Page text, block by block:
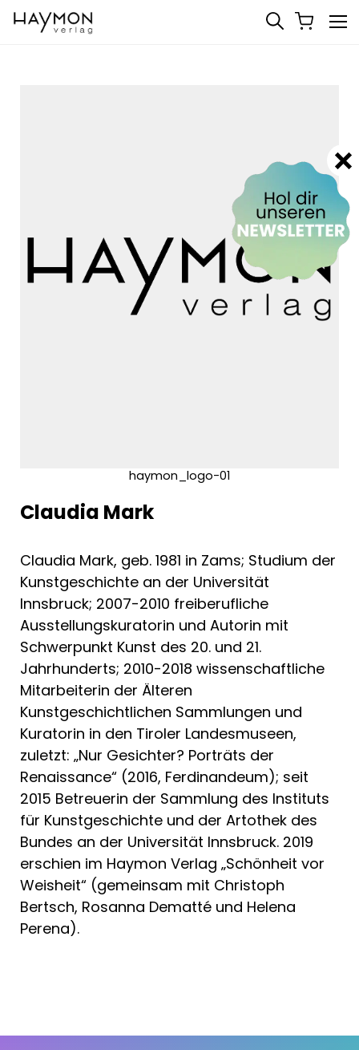
haymon_logo-01
Claudia Mark
Claudia Mark, geb. 1981 in Zams; Studium der
Kunstgeschichte an der Universität
Innsbruck; 2007-2010 freiberufliche
Ausstellungskuratorin und Autorin mit
Schwerpunkt Kunst des 20. und 21.
Jahrhunderts; 2010-2018 wissenschaftliche
Mitarbeiterin der Älteren
Kunstgeschichtlichen Sammlungen und
Kuratorin in den Tiroler Landesmuseen,
zuletzt: „Nur Gesichter? Porträts der
Renaissance“ (2016, Ferdinandeum); seit
2015 Betreuerin der Sammlung des Instituts
für Kunstgeschichte und der Artothek des
Bundes an der Universität Innsbruck. 2019
erschien im Haymon Verlag „Schönheit vor
Weisheit“ (gemeinsam mit Christoph
Bertsch, Rosanna Dematté und Helena
Perena).